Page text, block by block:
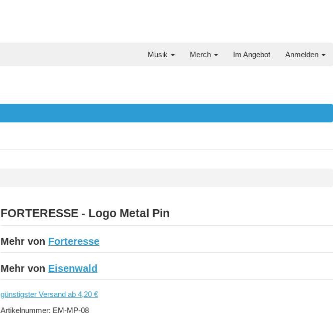
Musik Merch Im Angebot Anmelden
FORTERESSE - Logo Metal Pin
Mehr von Forteresse
Mehr von Eisenwald
günstigster Versand ab 4,20 €
Artikelnummer: EM-MP-08